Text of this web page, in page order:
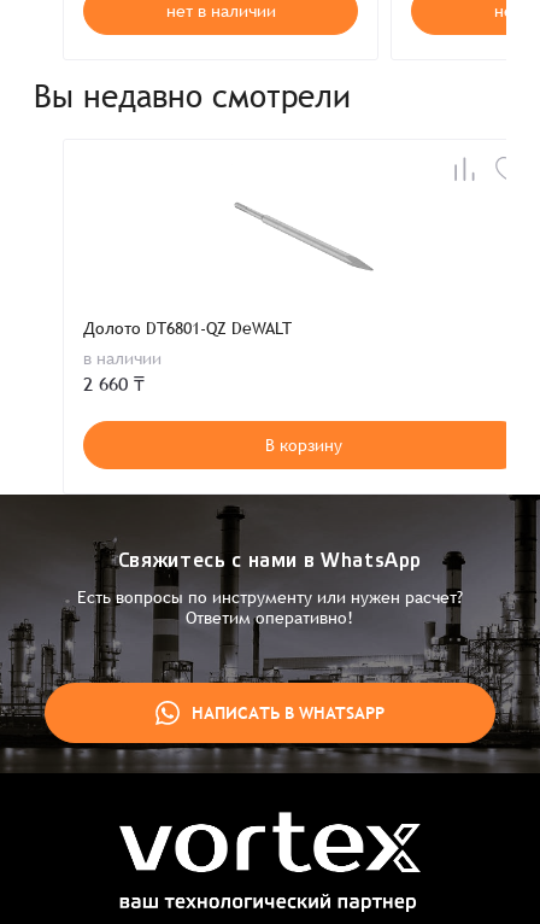
Заказ успешно оформлен
Спасибо, что выбрали нас! Менеджер свяжется с Вами в
нет в наличии нет в
Вы недавно смотрели
Долото DT6801-QZ DeWALT
в наличии
2 660 ₸
В корзину
Свяжитесь с нами в WhatsApp
Есть вопросы по инструменту или нужен расчет?
Ответим оперативно!
НАПИСАТЬ В WHATSAPP